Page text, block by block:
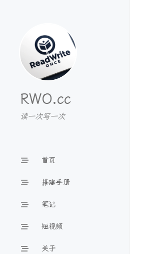
RWO.cc
读一次写一次
首页
搭建手册
笔记
短视频
关于